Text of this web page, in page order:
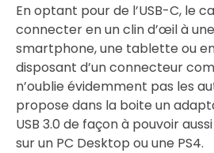
En optant pour de l’USB-C, le
connecter en un clin d’œil à
smartphone, une tablette ou
disposant d’un connecteur
n’oublie évidemment pas les
propose dans la boite un
USB 3.0 de façon à pouvoir
sur un PC Desktop ou une PS4.